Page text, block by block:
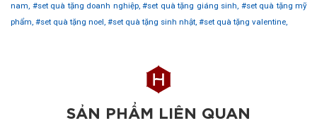
nam, #set quà tặng doanh nghiệp, #set quà tặng giáng sinh, #set quà tặng mỹ
phẩm, #set quà tặng noel, #set quà tặng sinh nhật, #set quà tặng valentine,
SẢN PHẨM LIÊN QUAN